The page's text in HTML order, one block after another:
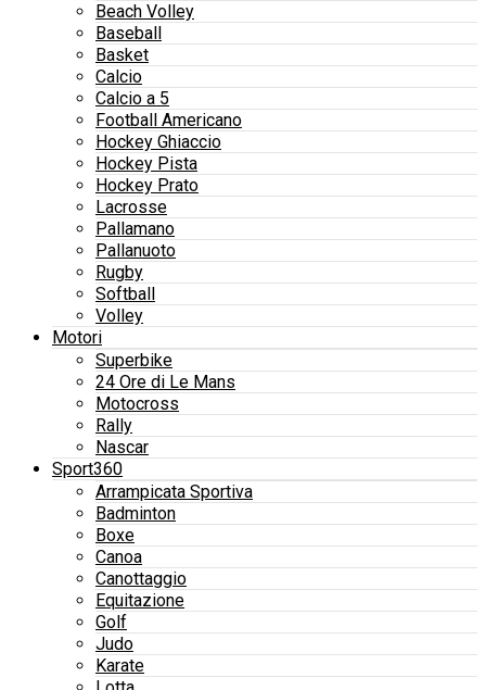
Beach Volley
Baseball
Basket
Calcio
Calcio a 5
Football Americano
Hockey Ghiaccio
Hockey Pista
Hockey Prato
Lacrosse
Pallamano
Pallanuoto
Rugby
Softball
Volley
Motori
Superbike
24 Ore di Le Mans
Motocross
Rally
Nascar
Sport360
Arrampicata Sportiva
Badminton
Boxe
Canoa
Canottaggio
Equitazione
Golf
Judo
Karate